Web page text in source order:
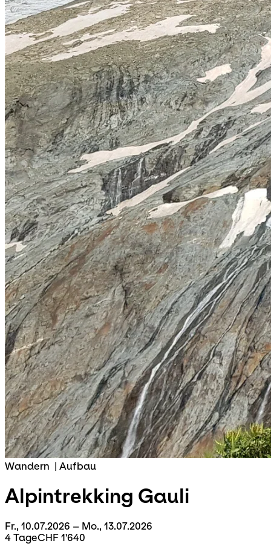
Wandern | Aufbau
Alpintrekking Gauli
Fr., 10.07.2026 – Mo., 13.07.2026
4 TageCHF 1'640